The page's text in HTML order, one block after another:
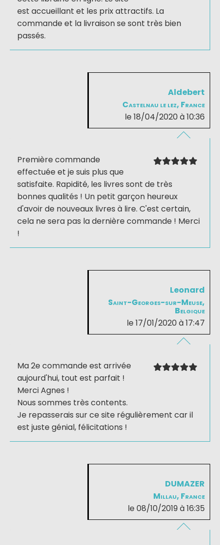
est accueillant et les prix attractifs. La
commande et la livraison se sont très bien
passés.
Aldebert
Castelnau le lez, France
le 18/04/2020 à 10:36
Première commande
effectuée et je suis plus que
satisfaite. Rapidité, les livres sont de très
bonnes qualités ! Un petit garçon heureux
d'avoir de nouveaux livres à lire. C'est certain,
cela ne sera pas la dernière commande ! Merci
!
Leonard
Saint-Georges-sur-Meuse,
Belgique
le 17/01/2020 à 17:47
Ma 2e commande est arrivée
aujourd'hui, tout est parfait !
Merci Agnes !
Nous sommes très contents.
Je repasserais sur ce site régulièrement car il
est juste génial, félicitations !
DUMAZER
Millau, France
le 08/10/2019 à 16:35